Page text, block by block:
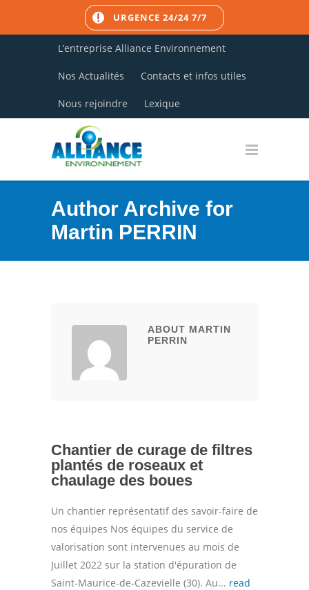
L’entreprise Alliance Environnement
Nos Actualités Contacts et infos utiles
Nous rejoindre Lexique
Author Archive for
Martin PERRIN
ABOUT MARTIN
PERRIN
Chantier de curage de filtres
plantés de roseaux et
chaulage des boues
Un chantier représentatif des savoir-faire de
nos équipes Nos équipes du service de
valorisation sont intervenues au mois de
Juillet 2022 sur la station d'épuration de
Saint-Maurice-de-Cazevielle (30). Au... read
URGENCE 24/24 7/7